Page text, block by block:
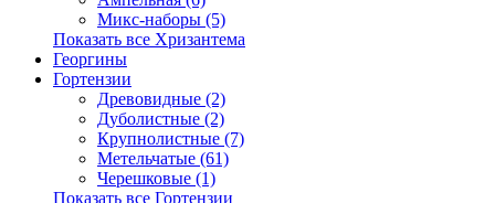
Микс-наборы (5)
Показать все Хризантема
Георгины
Гортензии
Древовидные (2)
Дуболистные (2)
Крупнолистные (7)
Метельчатые (61)
Черешковые (1)
Показать все Гортензии